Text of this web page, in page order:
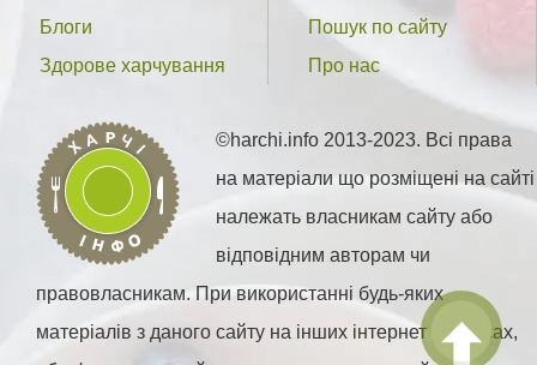
Блоги
Здорове харчування
Пошук по сайту
Про нас
©harchi.info 2013-2023. Всі права
на матеріали що розміщені на сайті
належать власникам сайту або
відповідним авторам чи
правовласникам. При використанні будь-яких
матеріалів з даного сайту на інших інтернет ресурсах,